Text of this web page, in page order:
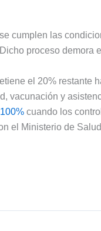
cumplen las
proceso demora
el 20% restante
vacunación y
cuando los
el Ministerio de